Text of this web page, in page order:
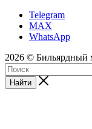
Telegram
MAX
WhatsApp
2026 © Бильярдный
Найти